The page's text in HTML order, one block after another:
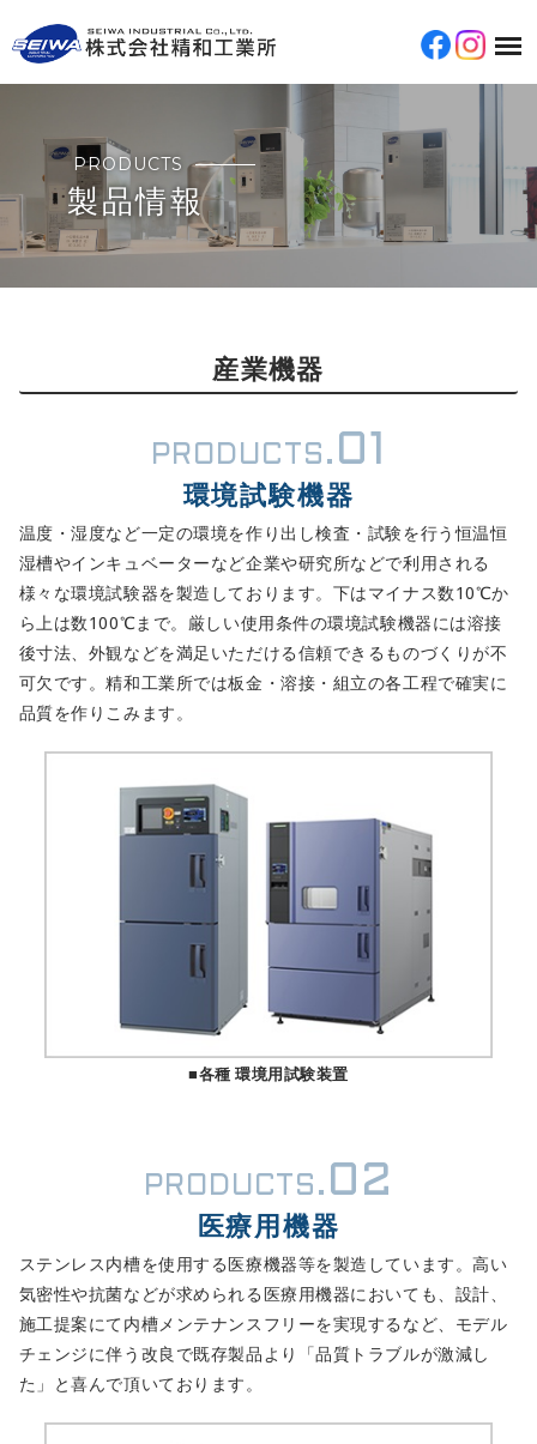
PRODUCTS
製品情報
産業機器
PRODUCTS. 01
環境試験機器
温度・湿度など一定の環境を作り出し検査・試験を行う恒温恒
湿槽やインキュベーターなど企業や研究所などで利用される
様々な環境試験器を製造しております。下はマイナス数10℃か
ら上は数100℃まで。厳しい使用条件の環境試験機器には溶接
後寸法、外観などを満足いただける信頼できるものづくりが不
可欠です。精和工業所では板金・溶接・組立の各工程で確実に
品質を作りこみます。
■各種 環境用試験装置
PRODUCTS. 02
医療用機器
ステンレス内槽を使用する医療機器等を製造しています。高い
気密性や抗菌などが求められる医療用機器においても、設計、
施工提案にて内槽メンテナンスフリーを実現するなど、モデル
チェンジに伴う改良で既存製品より「品質トラブルが激減し
た」と喜んで頂いております。